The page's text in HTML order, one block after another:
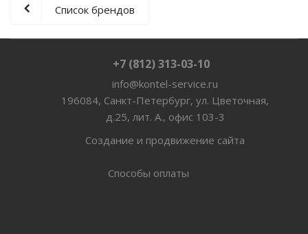
Список брендов
Способы оплаты
+7 (812) 313-03-10
info@kontel-service.ru
196084, Санкт-Петербург, ул. Цветочная,
д.25, лит. А., офис 103-3
Создание и продвижение сайта